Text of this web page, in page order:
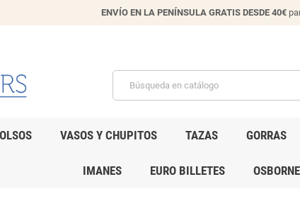
ENVÍO EN LA PENÍNSULA GRATIS DESDE 40€
VASOS Y CHUPITOS TAZAS GORRAS
IMANES EURO BILLETES OSBORNE